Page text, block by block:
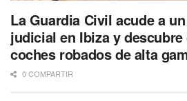
La Guardia Civil acude a
judicial en Ibiza y
coches robados de alta
0 COMPARTIR